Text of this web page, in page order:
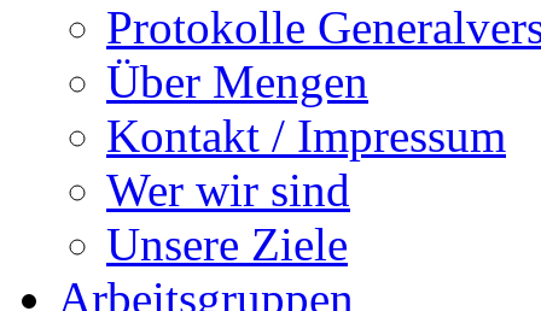
Protokolle
Über Mengen
Kontakt / Impressum
Wer wir sind
Unsere Ziele
Arbeitsgruppen